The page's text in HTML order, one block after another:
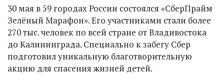
30 мая в 59 городах России состоялся «СберПрайм
Зелёный Марафон». Его участниками стали более
270 тыс. человек по всей стране от Владивостока
до Калининграда. Специально к забегу Сбер
подготовил уникальную благотворительную
акцию для спасения жизней детей.